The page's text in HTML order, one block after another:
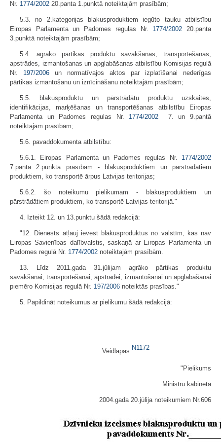
Nr. 1774/2002 20.panta 1.punktā noteiktajām prasībām;
5.3. no 2.kategorijas blakusproduktiem iegūto tauku atbilstību
Eiropas Parlamenta un Padomes regulas Nr. 1774/2002 20.panta
3.punktā noteiktajām prasībām;
5.4. agrāko pārtikas produktu savākšanas, transportēšanas,
apstrādes, izmantošanas un apglabāšanas atbilstību Komisijas regulā
Nr. 197/2006 un normatīvajos aktos par izplatīšanai nederīgas
pārtikas izmantošanu un iznīcināšanu noteiktajām prasībām;
5.5. blakusproduktu un pārstrādātu produktu uzskaites,
identifikācijas, marķēšanas un transportēšanas atbilstību Eiropas
Parlamenta un Padomes regulas Nr. 1774/2002 7. un 9.pantā
noteiktajām prasībām;
5.6. pavaddokumenta atbilstību:
5.6.1. Eiropas Parlamenta un Padomes regulas Nr. 1774/2002
7.panta 2.punkta prasībām - blakusproduktiem un pārstrādātiem
produktiem, ko transportē ārpus Latvijas teritorijas;
5.6.2. šo noteikumu pielikumam - blakusproduktiem un
pārstrādātiem produktiem, ko transportē Latvijas teritorijā."
4. Izteikt 12. un 13.punktu šādā redakcijā:
"12. Dienests atļauj ievest blakusproduktus no valstīm, kas nav
Eiropas Savienības dalībvalstis, saskaņā ar Eiropas Parlamenta un
Padomes regulā Nr. 1774/2002 noteiktajām prasībām.
13. Līdz 2011.gada 31.jūlijam agrāko pārtikas produktu
savākšanai, transportēšanai, apstrādei, izmantošanai un apglabāšanai
piemēro Komisijas regulā Nr. 197/2006 noteiktās prasības."
5. Papildināt noteikumus ar pielikumu šādā redakcijā:
Veidlapas N1172
"Pielikums
Ministru kabineta
2004.gada 20.jūlija noteikumiem Nr.606